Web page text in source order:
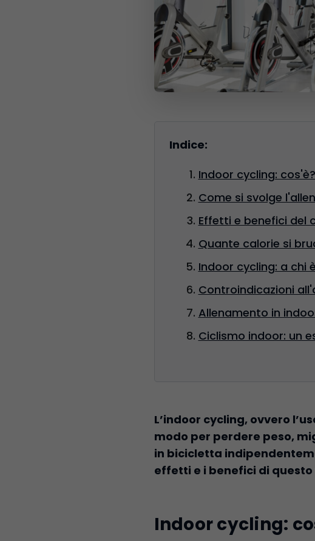
Indice:
Indoor cycling: cos'è?
Come si svolge
Effetti e benefici del
Quante calorie si
Indoor cycling: a chi
Controindicazioni
Allenamento in
Ciclismo indoor: un
L’indoor cycling, ovvero
modo per perdere peso,
in bicicletta
effetti e i benefici di
Indoor cycling: